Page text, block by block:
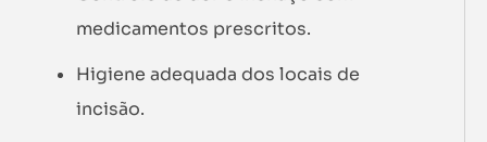
medicamentos prescritos.
Higiene adequada dos locais de
incisão.